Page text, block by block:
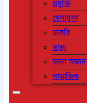
প্রযুক্তি
খেলাধুলা
চাকরি
স্বাস্থ্য
জানা
সামাজিক